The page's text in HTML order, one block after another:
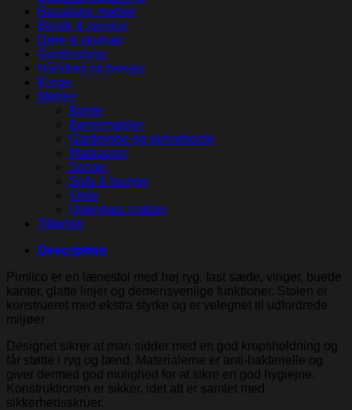
Bariatiske møbler
Bestik & service
Døre & vinduer
Gardinstang
Håndtag og beslag
Kroge
Møbler
Borde
Børnemøbler
Garderobe og skriveborde
Madrasser
Senge
Sofa & lounge
Stole
Udendørs møbler
Tilbehør
Description
Pimlico er en lænestol med høj ryg, fast sæde, vinger, buede
kanter, glatte linjer og demensvenlige funktioner. Stolen er
konstrueret med ekstra styrke og er velegnet til udfordrede
miljøer
Designet sikrer at man sidder med en god kropsholdning og
får støtte i ryg og lænd. Materialerne er anti-bakterielle og
giver dermed god mulighed for at sikre en god hygiejne.
Konstruktionen er sikker, idet alt er samlet med
sikkerhedsskruer.